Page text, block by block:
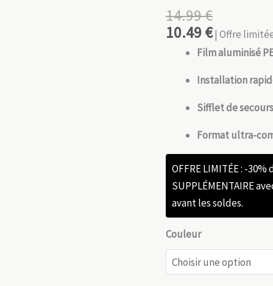
14.99€
10.49€| Offre
Film aluminisé
Installation
Sifflet de secours
Format ultra-
OFFRE LIMITÉE : -30%
SUPPLÉMENTAIRE
avant les soldes.
Couleur